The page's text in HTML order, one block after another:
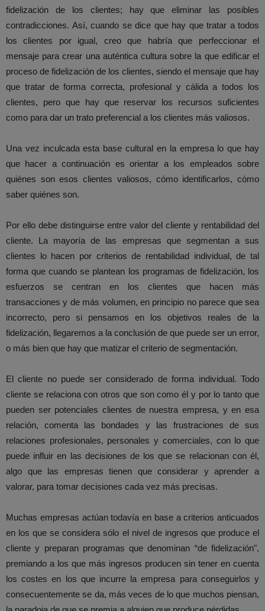
fidelización de los clientes; hay que eliminar las posibles
contradicciones. Así, cuando se dice que hay que tratar a todos
los clientes por igual, creo que habría que perfeccionar el
mensaje para crear una auténtica cultura sobre la que edificar el
proceso de fidelización de los clientes, siendo el mensaje que hay
que tratar de forma correcta, profesional y cálida a todos los
clientes, pero que hay que reservar los recursos suficientes
como para dar un trato preferencial a los clientes más valiosos.
Una vez inculcada esta base cultural en la empresa lo que hay
que hacer a continuación es orientar a los empleados sobre
quiénes son esos clientes valiosos, cómo identificarlos, cómo
saber quiénes son.
Por ello debe distinguirse entre valor del cliente y rentabilidad del
cliente. La mayoría de las empresas que segmentan a sus
clientes lo hacen por criterios de rentabilidad individual, de tal
forma que cuando se plantean los programas de fidelización, los
esfuerzos se centran en los clientes que hacen más
transacciones y de más volumen, en principio no parece que sea
incorrecto, pero si pensamos en los objetivos reales de la
fidelización, llegaremos a la conclusión de que puede ser un error,
o más bien que hay que matizar el criterio de segmentación.
El cliente no puede ser considerado de forma individual. Todo
cliente se relaciona con otros que son como él y por lo tanto que
pueden ser potenciales clientes de nuestra empresa, y en esa
relación, comenta las bondades y las frustraciones de sus
relaciones profesionales, personales y comerciales, con lo que
puede influir en las decisiones de los que se relacionan con él,
algo que las empresas tienen que considerar y aprender a
valorar, para tomar decisiones cada vez más precisas.
Muchas empresas actúan todavía en base a criterios anticuados
en los que se considera sólo el nivel de ingresos que produce el
cliente y preparan programas que denominan “de fidelización",
premiando a los que más ingresos producen sin tener en cuenta
los costes en los que incurre la empresa para conseguirlos y
consecuentemente se da, más veces de lo que muchos piensan,